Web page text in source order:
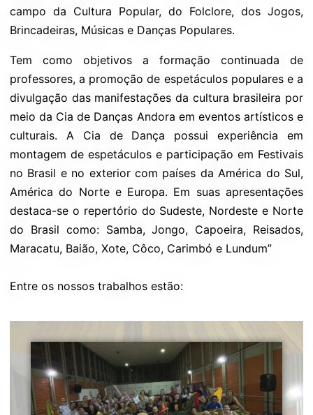
campo da Cultura Popular, do Folclore, dos Jogos,
Brincadeiras, Músicas e Danças Populares.
Tem como objetivos a formação continuada de
professores, a promoção de espetáculos populares e a
divulgação das manifestações da cultura brasileira por
meio da Cia de Danças Andora em eventos artísticos e
culturais. A Cia de Dança possui experiência em
montagem de espetáculos e participação em Festivais
no Brasil e no exterior com países da América do Sul,
América do Norte e Europa. Em suas apresentações
destaca-se o repertório do Sudeste, Nordeste e Norte
do Brasil como: Samba, Jongo, Capoeira, Reisados,
Maracatu, Baião, Xote, Côco, Carimbó e Lundum”
Entre os nossos trabalhos estão: